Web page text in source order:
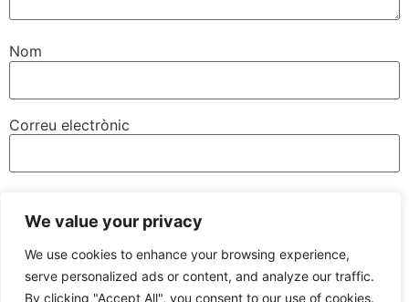
We value your privacy
We use cookies to enhance your browsing experience,
serve personalized ads or content, and analyze our traffic.
By clicking "Accept All", you consent to our use of cookies.
Nom
Correu electrònic